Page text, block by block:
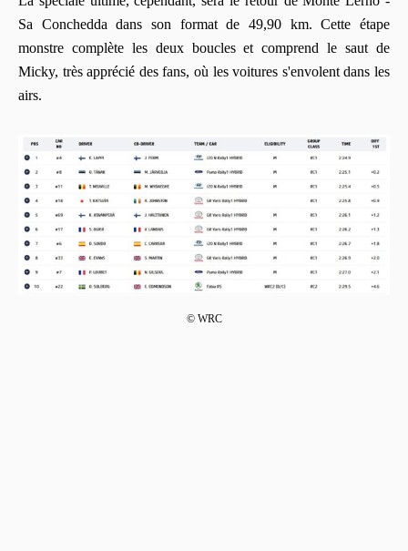
Sa Conchedda dans son format de 49,90 km. Cette étape
monstre complète les deux boucles et comprend le saut de
Micky, très apprécié des fans, où les voitures s'envolent dans les
airs.
© WRC